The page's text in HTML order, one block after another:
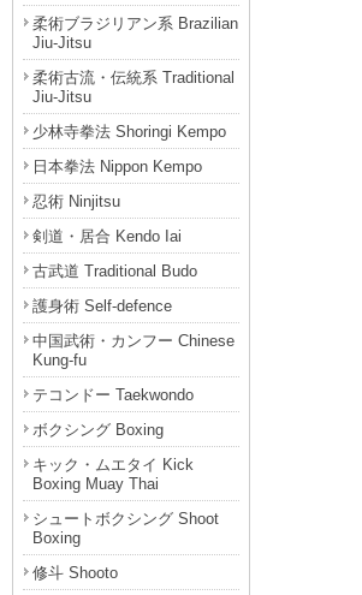
柔術ブラジリアン系 Brazilian
Jiu-Jitsu
柔術古流・伝統系 Traditional
Jiu-Jitsu
少林寺拳法 Shoringi Kempo
日本拳法 Nippon Kempo
忍術 Ninjitsu
剣道・居合 Kendo Iai
古武道 Traditional Budo
護身術 Self-defence
中国武術・カンフー Chinese
Kung-fu
テコンドー Taekwondo
ボクシング Boxing
キック・ムエタイ Kick
Boxing Muay Thai
シュートボクシング Shoot
Boxing
修斗 Shooto